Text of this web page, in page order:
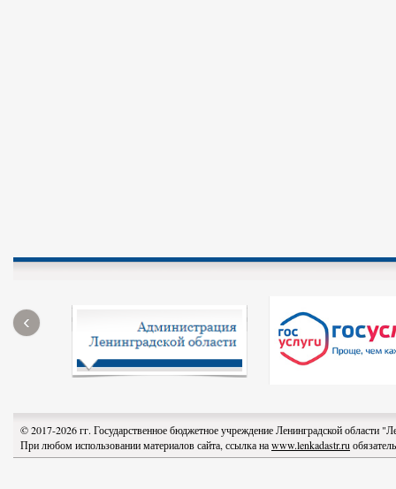
‹
© 2017-2026 гг. Государственное бюджетное учреждение Ленинградской области
При любом использовании материалов сайта, ссылка наwww.lenkadastr.ru